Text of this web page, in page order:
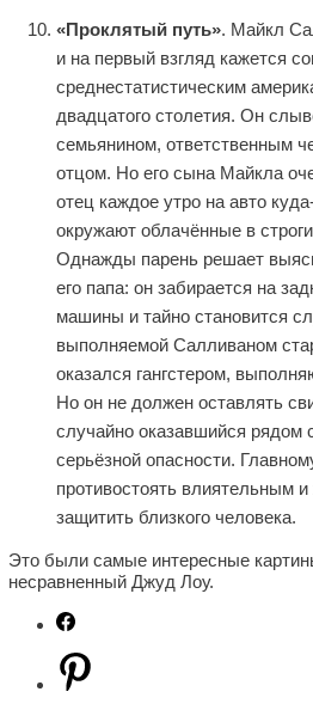
«Проклятый путь». Майкл
и на первый взгляд кажется
среднестатистическим
двадцатого столетия. Он
семьянином, ответственным
отцом. Но его сына Майкла
отец каждое утро на авто
окружают облачённые в
Однажды парень решает
его папа: он забирается на
машины и тайно становится
выполняемой Салливаном
оказался гангстером,
Но он не должен оставлять
случайно оказавшийся рядом
серьёзной опасности.
противостоять влиятельным
защитить близкого человека.
Это были самые интересные
несравненный Джуд Лоу.